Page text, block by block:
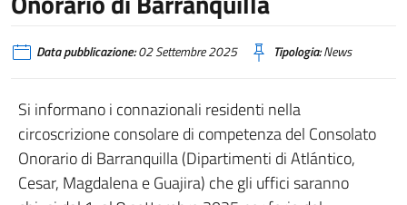
Data pubblicazione:02 Settembre 2025 Tipologia:News
Si informano i connazionali residenti nella
circoscrizione consolare di competenza del Consolato
Onorario di Barranquilla (Dipartimenti di Atlántico,
Cesar, Magdalena e Guajira) che gli uffici saranno